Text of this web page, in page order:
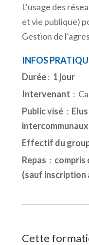
L’usage des
et vie publique)
Gestion de
INFOS
Durée: 1 jour
Intervenant :
Public visé:
Effectif du
Repas : compris
(sauf inscription
Cette